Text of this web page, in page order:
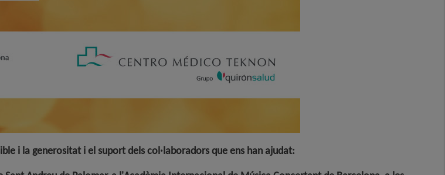
i la generositat i el suport dels col·laboradors que ens han ajudat: